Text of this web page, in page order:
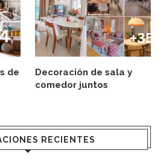
de
Decoración de sala y
comedor juntos
RECIENTES